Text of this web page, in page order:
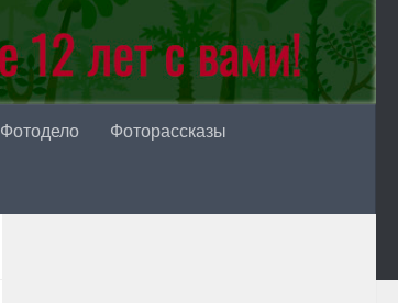
Фотодело Фоторассказы